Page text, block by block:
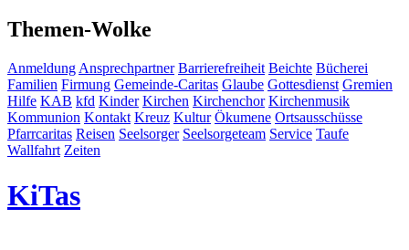
Themen-Wolke
Anmeldung Ansprechpartner Barrierefreiheit Beichte Bücherei
Familien Firmung Gemeinde-Caritas Glaube Gottesdienst Gremien
Hilfe KAB kfd Kinder Kirchen Kirchenchor Kirchenmusik
Kommunion Kontakt Kreuz Kultur Ökumene Ortsausschüsse
Pfarrcaritas Reisen Seelsorger Seelsorgeteam Service Taufe
Wallfahrt Zeiten
KiTas